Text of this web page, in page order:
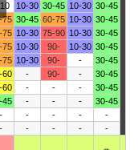
10-30 30-45 10-30 30-45
75 30-45 60-75 10-30 30-45
75 10-30 75-90 10-30 30-45
75 10-30 90- 10-30 30-45
75 10-30 90- -
30-45
60 - 90- -
30-45
60 - - -
30-45
45 - - -
30-45
- - - -
-
- - - - -